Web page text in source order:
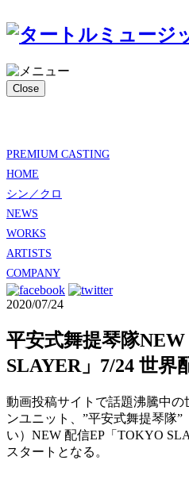
Close
PREMIUM CASTING
HOME
シン／クロ
NEWS
WORKS
ARTISTS
COMPANY
2020/07/24
平安式舞提琴隊
SLAYER」7/24 世界
動画投稿サイトで話題沸騰中の
ンユニット、”平安式舞提琴隊
い）NEW 配信EP「TOKYO
スタートとなる。